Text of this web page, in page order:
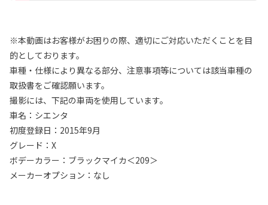
※本動画はお客様がお困りの際、適切にご対応いただくことを目
的としております。
車種・仕様により異なる部分、注意事項等については該当車種の
取扱書をご確認願います。
撮影には、下記の車両を使用しています。
車名：シエンタ
初度登録日：2015年9月
グレード：X
ボデーカラー：ブラックマイカ＜209＞
メーカーオプション：なし